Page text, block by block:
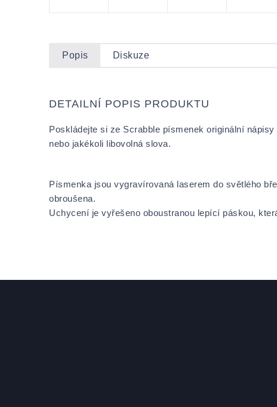
Popis Diskuze
DETAILNÍ POPIS PRODUKTU
Poskládejte si ze Scrabble písmenek originální
nebo jakékoli libovolná slova.
Písmenka jsou vygravírovaná laserem do světlého
obroušena.
Uchycení je vyřešeno oboustranou lepící páskou,